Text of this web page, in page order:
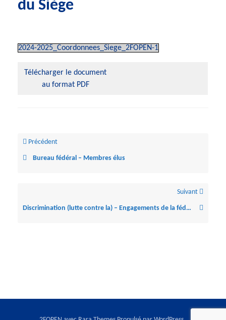
du Siège
2024-2025_Coordonnees_Siege_2FOPEN-1
Télécharger le document
au format PDF
Précédent
Bureau fédéral – Membres élus
Suivant
Discrimination (lutte contre la) – Engagements de la fédération